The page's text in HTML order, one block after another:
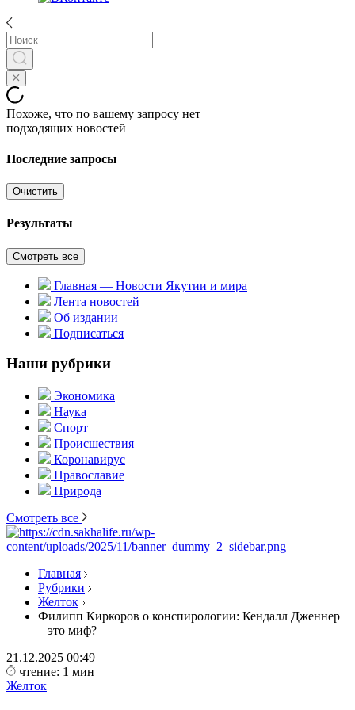
Похоже, что по вашему запросу нет
подходящих новостей
Последние запросы
Очистить
Результаты
Смотреть все
Главная — Новости Якутии и мира
Лента новостей
Об издании
Подписаться
Наши рубрики
Экономика
Наука
Спорт
Происшествия
Коронавирус
Православие
Природа
Смотреть все
Главная
Рубрики
Желток
Филипп Киркоров о конспирологии: Кендалл Дженнер
– это миф?
21.12.2025 00:49
чтение: 1 мин
Желток